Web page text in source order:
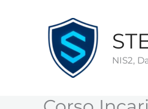
NIS2,